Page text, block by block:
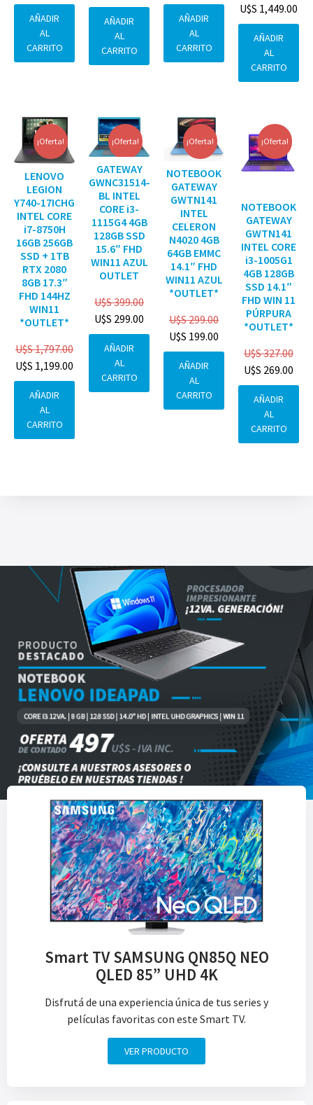
AÑADIR
AL
CARRITO
AÑADIR
AL
CARRITO
AÑADIR
AL
CARRITO
U$S 1,449.00
AÑADIR
AL
CARRITO
¡Oferta!
LENOVO
LEGION
Y740-17ICHG
INTEL CORE
i7-8750H
16GB 256GB
SSD + 1TB
RTX 2080
8GB 17.3″
FHD 144HZ
WIN11
*OUTLET*
U$S1,797.00
U$S 1,199.00
AÑADIR
AL
CARRITO
¡Oferta!
GATEWAY
GWNC31514-
BL INTEL
CORE i3-
1115G4 4GB
128GB SSD
15.6″ FHD
WIN11 AZUL
OUTLET
U$S399.00
U$S 299.00
AÑADIR
AL
CARRITO
¡Oferta!
NOTEBOOK
GATEWAY
GWTN141
INTEL
CELERON
N4020 4GB
64GB EMMC
14.1″ FHD
WIN11 AZUL
*OUTLET*
U$S299.00
U$S 199.00
AÑADIR
AL
CARRITO
¡Oferta!
NOTEBOOK
GATEWAY
GWTN141
INTEL CORE
i3-1005G1
4GB 128GB
SSD 14.1″
FHD WIN 11
PÚRPURA
*OUTLET*
U$S327.00
U$S 269.00
AÑADIR
AL
CARRITO
Smart TV SAMSUNG QN85Q NEO
QLED 85” UHD 4K
Disfrutá de una experiencia única de tus series y
películas favoritas con este Smart TV.
VER PRODUCTO